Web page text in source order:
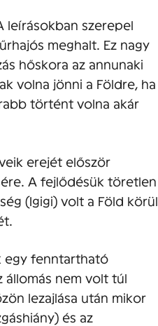
leírásokban szerepel
meghalt. Ez nagy
hőskora az annunaki
volna jönni a Földre, ha
történt volna akár
erejét először
A fejlődésük töretlen
(Igigi) volt a Föld körül
egy fenntartható
állomás nem volt túl
lezajlása után mikor
és az